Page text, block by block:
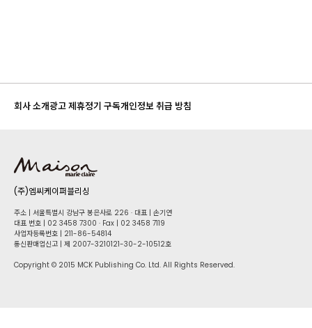
회사 소개광고 제휴정기 구독개인정보 취급 방침
(주)엠씨케이퍼블리싱
주소 | 서울특별시 강남구 봉은사로 226 · 대표 | 손기연
대표 번호 | 02 34​58 7300 · Fax | 02 34​58 7119
사업자등록번호 | 211-86-5​4814
통신판매업신고 | 제 2007-3210121-30-2-10512호
Copyright © 2015 MCK Publishing Co. Ltd. All Rights Reserved.